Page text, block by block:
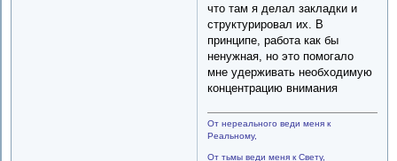
что там я делал закладки и
структурировал их. В
принципе, работа как бы
ненужная, но это помогало
мне удерживать необходимую
концентрацию внимания
От нереального веди меня к
Реальному,
От тьмы веди меня к Свету,